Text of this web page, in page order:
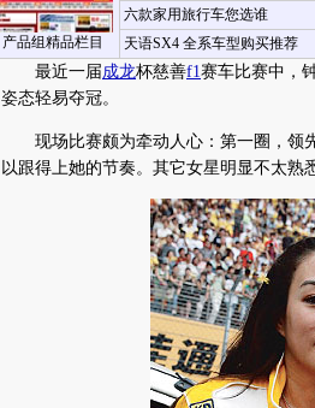
产品组精品栏目
六款家用旅行车您选谁
天语SX4 全系车型购买推荐
最近一届成龙杯慈善f1赛车比赛中，
姿态轻易夺冠。
现场比赛颇为牵动人心：第一圈，领
以跟得上她的节奏。其它女星明显不太熟